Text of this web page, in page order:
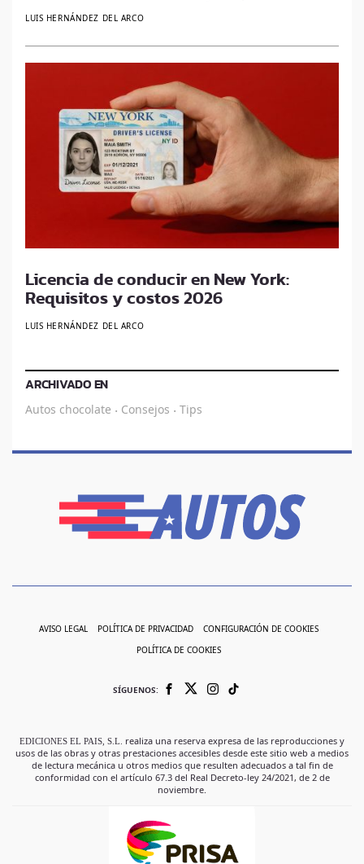
LUIS HERNÁNDEZ DEL ARCO
Licencia de conducir en New York:
Requisitos y costos 2026
LUIS HERNÁNDEZ DEL ARCO
ARCHIVADO EN
Autos chocolate · Consejos · Tips
AVISO LEGAL POLÍTICA DE PRIVACIDAD CONFIGURACIÓN DE COOKIES
POLÍTICA DE COOKIES
SÍGUENOS:
EDICIONES EL PAIS, S.L.
realiza una reserva expresa de las reproducciones y
usos de las obras y otras prestaciones accesibles desde este sitio web a medios
de lectura mecánica u otros medios que resulten adecuados a tal fin de
conformidad con el artículo 67.3 del Real Decreto-ley 24/2021, de 2 de
noviembre.